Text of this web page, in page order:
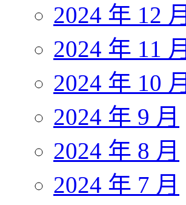
2024 年 12 月
2024 年 11 月
2024 年 10 月
2024 年 9 月
2024 年 8 月
2024 年 7 月